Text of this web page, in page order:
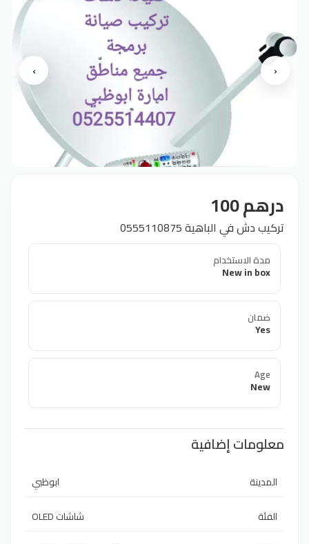
‹
›
درهم 100
تركيب دش في الباهية 0555110875
مدة الاستخدام
New in box
ضمان
Yes
Age
New
معلومات إضافية
المدينة
ابوظبي
الفئة
شاشات OLED